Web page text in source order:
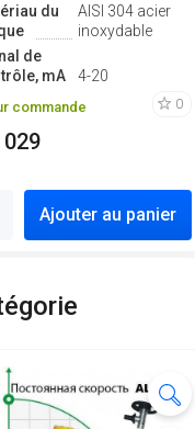
du
AISI 304 acier
inoxydable
de
mA
4-20
commande 0
Ajouter au panier